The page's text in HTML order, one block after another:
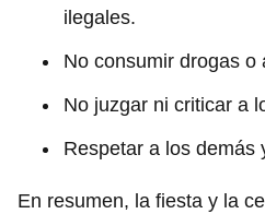
ilegales.
No consumir drogas o
No juzgar ni criticar a
Respetar a los demás
En resumen, la fiesta y la